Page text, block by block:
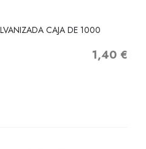
CAJA DE 1000
Precio
1,40 €